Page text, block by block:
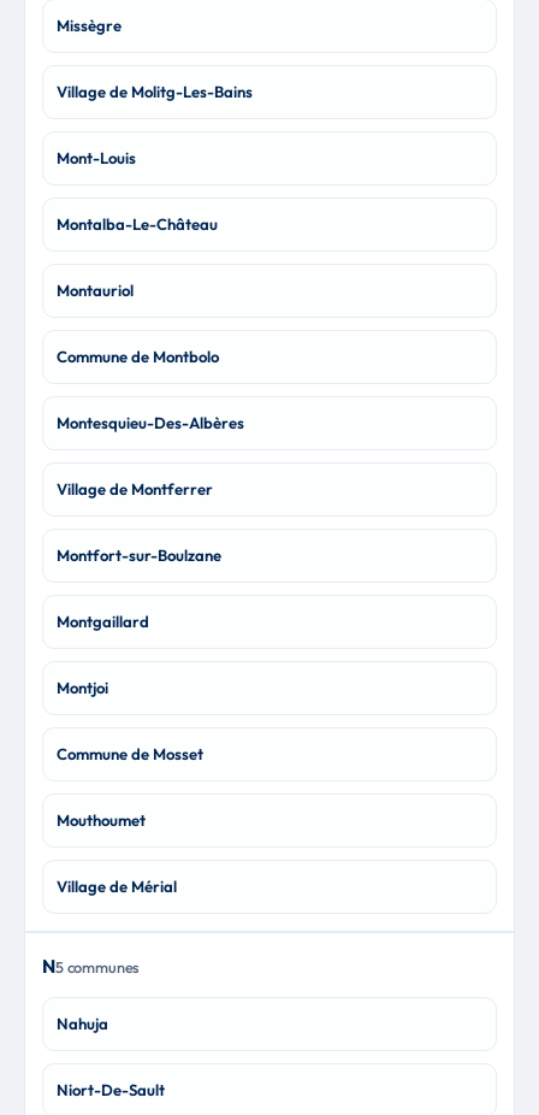
Missègre
Village de Molitg-Les-Bains
Mont-Louis
Montalba-Le-Château
Montauriol
Commune de Montbolo
Montesquieu-Des-Albères
Village de Montferrer
Montfort-sur-Boulzane
Montgaillard
Montjoi
Commune de Mosset
Mouthoumet
Village de Mérial
N5 communes
Nahuja
Niort-De-Sault